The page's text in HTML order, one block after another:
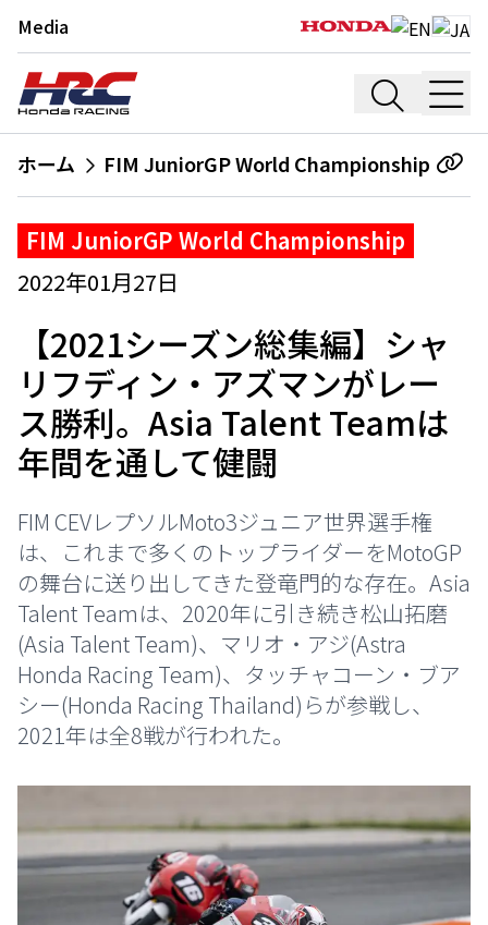
Media
ホーム FIM JuniorGP World Championship
FIM JuniorGP World Championship
2022年01月27日
【2021シーズン総集編】シャ
リフディン・アズマンがレー
ス勝利。Asia Talent Teamは
年間を通して健闘
FIM CEVレプソルMoto3ジュニア世界選手権
は、これまで多くのトップライダーをMotoGP
の舞台に送り出してきた登竜門的な存在。Asia
Talent Teamは、2020年に引き続き松山拓磨
(Asia Talent Team)、マリオ・アジ(Astra
Honda Racing Team)、タッチャコーン・ブア
シー(Honda Racing Thailand)らが参戦し、
2021年は全8戦が行われた。